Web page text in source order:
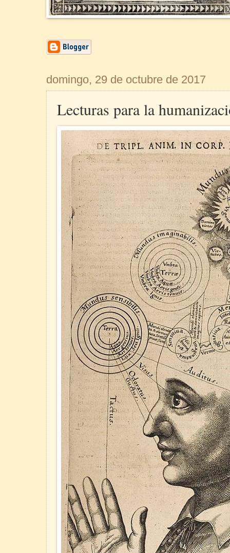
domingo, 29 de octubre de 2017
Lecturas para la